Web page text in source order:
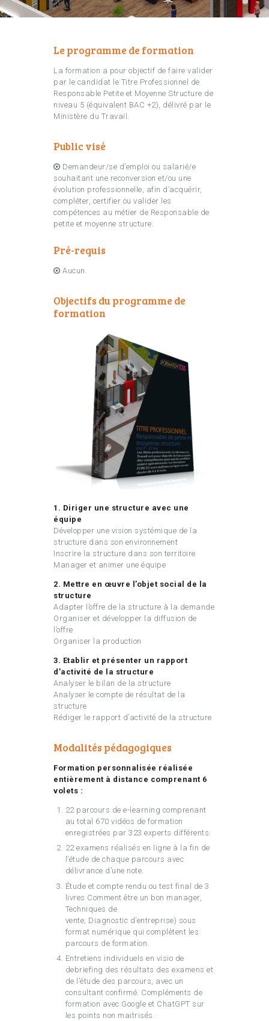
Le programme de formation
La formation a pour objectif de faire valider
par le candidat le Titre Professionnel de
Responsable Petite et Moyenne Structure de
niveau 5 (équivalent BAC +2), délivré par le
Ministère du Travail.
Public visé
Demandeur/se d’emploi ou salarié/e
souhaitant une reconversion et/ou une
évolution professionnelle, afin d’acquérir,
compléter, certifier ou valider les
compétences au métier de Responsable de
petite et moyenne structure.
Pré-requis
Aucun.
Objectifs du programme de
formation
1. Diriger une structure avec une
équipe
Développer une vision systémique de la
structure dans son environnement
Inscrire la structure dans son territoire
Manager et animer une équipe
2. Mettre en œuvre l’objet social de la
structure
Adapter l’offre de la structure à la demande
Organiser et développer la diffusion de
l’offre
Organiser la production
3. Etablir et présenter un rapport
d’activité de la structure
Analyser le bilan de la structure
Analyser le compte de résultat de la
structure
Rédiger le rapport d’activité de la structure
Modalités pédagogiques
Formation personnalisée réalisée
entièrement à distance comprenant 6
volets :
22 parcours de e-learning comprenant
au total 670 vidéos de formation
enregistrées par 323 experts différents.
22 examens réalisés en ligne à la fin de
l’étude de chaque parcours avec
délivrance d’une note.
Étude et compte rendu ou test final de 3
livres Comment être un bon manager,
Techniques de
vente, Diagnostic d’entreprise) sous
format numérique qui complètent les
parcours de formation.
Entretiens individuels en visio de
debriefing des résultats des examens et
de l’étude des parcours, avec un
consultant confirmé. Compléments de
formation avec Google et ChatGPT sur
les points non maitrisés.